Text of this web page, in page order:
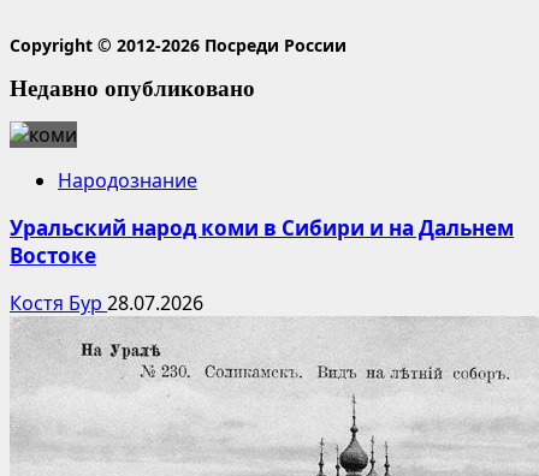
Copyright © 2012-2026 Посреди России
Недавно опубликовано
Народознание
Уральский народ коми в Сибири и на Дальнем
Востоке
Костя Бур 28.07.2026